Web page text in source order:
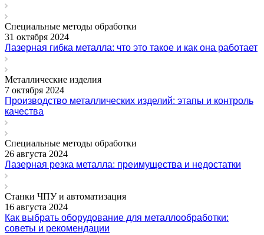
Специальные методы обработки
31 октября 2024
Лазерная гибка металла: что это такое и как она работает
Металлические изделия
7 октября 2024
Производство металлических изделий: этапы и контроль
качества
Специальные методы обработки
26 августа 2024
Лазерная резка металла: преимущества и недостатки
Станки ЧПУ и автоматизация
16 августа 2024
Как выбрать оборудование для металлообработки:
советы и рекомендации